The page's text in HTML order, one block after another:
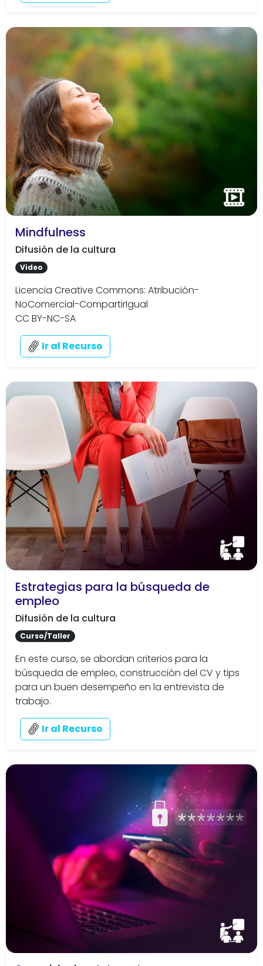
Mindfulness
Difusión de la cultura
Video
Licencia Creative Commons: Atribución-
NoComercial-CompartirIgual
CC BY-NC-SA
Ir al Recurso
Estrategias para la búsqueda de
empleo
Difusión de la cultura
Curso/Taller
En este curso, se abordan criterios para la
búsqueda de empleo, construcción del CV y tips
para un buen desempeño en la entrevista de
trabajo.
Ir al Recurso